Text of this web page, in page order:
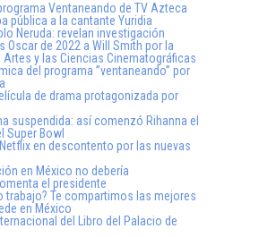
Ventaneando de TV Azteca
pública a la cantante Yuridia
Neruda: revelan investigación
Oscar de 2022 a Will Smith por la
y las Ciencias Cinematográficas
del programa ”ventaneando” por
de drama protagonizada por
suspendida: así comenzó Rihanna el
Super Bowl
en descontento por las nuevas
en México no debería
el presidente
trabajo? Te compartimos las mejores
en México
del Libro del Palacio de